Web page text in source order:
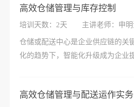
高效仓储管理与库存控制
培训天数：2天 主讲老师：申明
仓储或配送中心是企业供应链的关
化的趋势下，智能化升级成为企业
高效仓储管理与配送运作实务